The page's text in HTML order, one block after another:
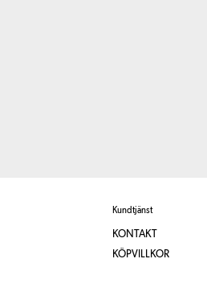
Kundtjänst
KONTAKT
KÖPVILLKOR